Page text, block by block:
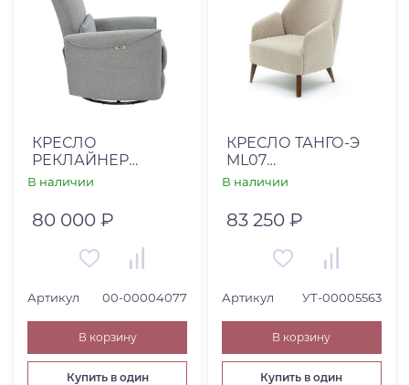
КРЕСЛО
РЕКЛАЙНЕР
COMFORT LOUNG -
GREY(АФИНА 51-
032)
В наличии
80 000 ₽
Артикул 00-00004077
В корзину
Купить в один
КРЕСЛО ТАНГО-Э
ML07
MONOCHROME 11
В наличии
83 250 ₽
Артикул УТ-00005563
В корзину
Купить в один